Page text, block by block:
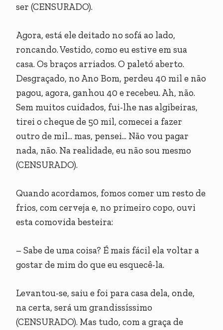
ser (CENSURADO).
Agora, está ele deitado no sofá ao lado,
roncando. Vestido, como eu estive em sua
casa. Os braços arriados. O paletó aberto.
Desgraçado, no Ano Bom, perdeu 40 mil e não
pagou, agora, ganhou 40 e recebeu. Ah, não.
Sem muitos cuidados, fui-lhe nas algibeiras,
tirei o cheque de 50 mil, comecei a fazer
outro de mil... mas, pensei... Não vou pagar
nada, não. Na realidade, eu não sou mesmo
(CENSURADO).
Quando acordamos, fomos comer um resto de
frios, com cerveja e, no primeiro copo, ouvi
esta comovida besteira:
– Sabe de uma coisa? É mais fácil ela voltar a
gostar de mim do que eu esquecê-la.
Levantou-se, saiu e foi para casa dela, onde,
na certa, será um grandissíssimo
(CENSURADO). Mas tudo, com a graça de